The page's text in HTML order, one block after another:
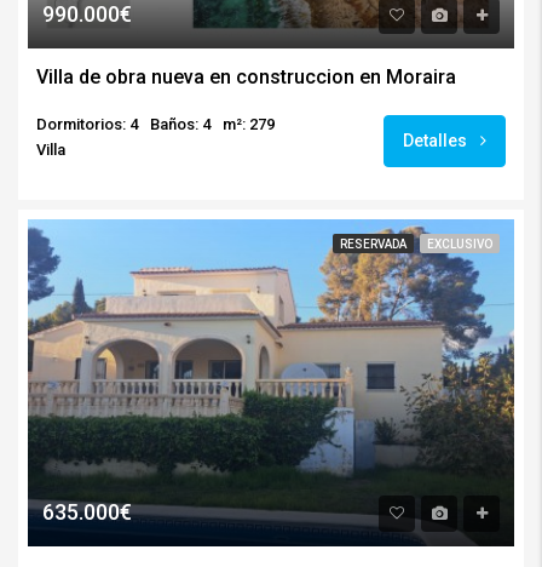
990.000€
Villa de obra nueva en construccion en Moraira
Dormitorios: 4 Baños: 4
m²: 279
Villa
Detalles
RESERVADA EXCLUSIVO
635.000€